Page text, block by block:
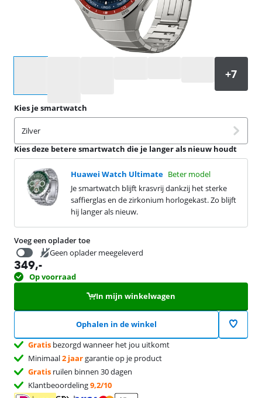
Kies je smartwatch
Zilver
Kies deze betere smartwatch die je langer als nieuw houdt
Huawei Watch Ultimate Beter model
Je smartwatch blijft krasvrij dankzij het sterke
saffierglas en de zirkonium horlogekast. Zo blijft
hij langer als nieuw.
Voeg een oplader toe
Geen oplader meegeleverd
349,-
Op voorraad
In mijn winkelwagen
Ophalen in de winkel
Gratis bezorgd wanneer het jou uitkomt
Minimaal2 jaargarantie op je product
Gratis ruilen binnen 30 dagen
Klantbeoordeling9,2/10